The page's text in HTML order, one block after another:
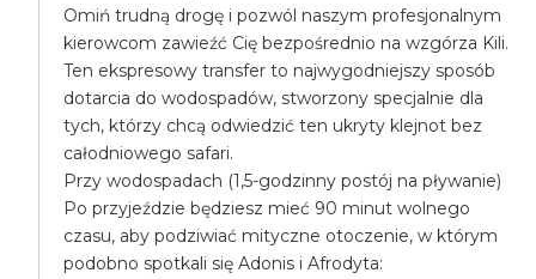
Omiń trudną drogę i pozwól naszym profesjonalnym
kierowcom zawieźć Cię bezpośrednio na wzgórza Kili.
Ten ekspresowy transfer to najwygodniejszy sposób
dotarcia do wodospadów, stworzony specjalnie dla
tych, którzy chcą odwiedzić ten ukryty klejnot bez
całodniowego safari.
Przy wodospadach (1,5-godzinny postój na pływanie)
Po przyjeździe będziesz mieć 90 minut wolnego
czasu, aby podziwiać mityczne otoczenie, w którym
podobno spotkali się Adonis i Afrodyta: